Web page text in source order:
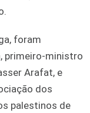
foram
primeiro-ministro
Arafat, e
dos
palestinos de